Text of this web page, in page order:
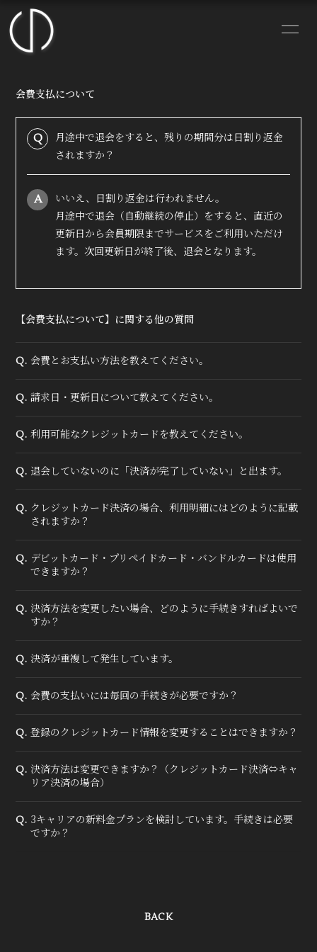
PROFILE
Manager Blog
まさに今 Blog
BLOG
MOVIE
Q&A
PHOTO
RADIO
LIVE
会費支払について
Q
月途中で退会をすると、残りの期間分は日割り返金
されますか？
A
いいえ、日割り返金は行われません。
月途中で退会（自動継続の停止）をすると、直近の
更新日から会員期限までサービスをご利用いただけ
ます。次回更新日が終了後、退会となります。
【会費支払について】に関する他の質問
Q. 会費とお支払い方法を教えてください。
Q. 請求日・更新日について教えてください。
Q. 利用可能なクレジットカードを教えてください。
Q. 退会していないのに「決済が完了していない」と出ます。
Q. クレジットカード決済の場合、利用明細にはどのように記載
されますか？
Q. デビットカード・プリペイドカード・バンドルカードは使用
できますか？
Q. 決済方法を変更したい場合、どのように手続きすればよいで
すか？
Q. 決済が重複して発生しています。
Q. 会費の支払いには毎回の手続きが必要ですか？
Q. 登録のクレジットカード情報を変更することはできますか？
Q. 決済方法は変更できますか？（クレジットカード決済⇔キャ
リア決済の場合）
Q. 3キャリアの新料金プランを検討しています。手続きは必要
ですか？
BACK